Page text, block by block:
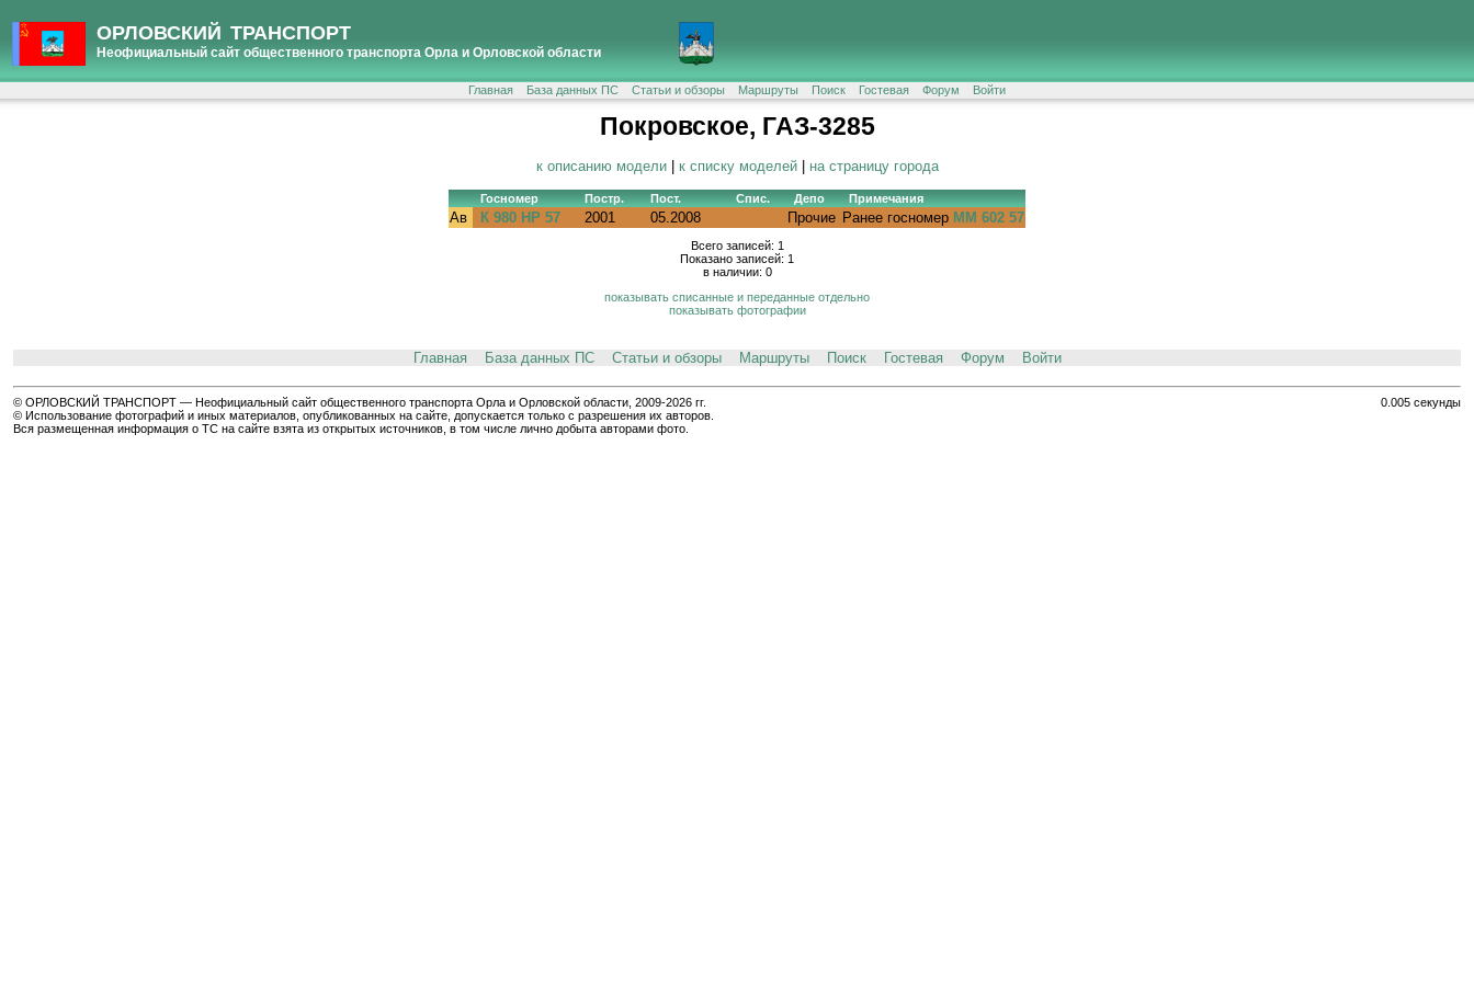
ОРЛОВСКИЙ ТРАНСПОРТ
Неофициальный сайт общественного транспорта Орла и Орловской области
Главная База данных ПС Статьи и обзоры Маршруты Поиск Гостевая Форум Войти
Покровское, ГАЗ-3285
к описанию модели| к списку моделей| на страницу города
Госномер Постр. Пост. Спис. Депо Примечания
Ав К 980 НР 57 2001 05.2008 Прочие Ранее госномер ММ 602 57
Всего записей: 1
Показано записей: 1
в наличии: 0
показывать списанные и переданные отдельно
показывать фотографии
Главная База данных ПС Статьи и обзоры Маршруты Поиск Гостевая Форум Войти
0.005 секунды
© ОРЛОВСКИЙ ТРАНСПОРТ — Неофициальный сайт общественного транспорта Орла и Орловской области, 2009-2026 гг.
© Использование фотографий и иных материалов, опубликованных на сайте, допускается только с разрешения их авторов.
Вся размещенная информация о ТС на сайте взята из открытых источников, в том числе лично добыта авторами фото.